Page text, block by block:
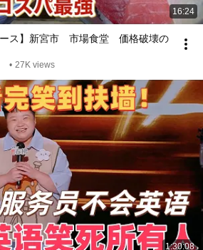
16:24
ース】新宮市 市場食堂 価格破壊の
• 27K views
1:30:08